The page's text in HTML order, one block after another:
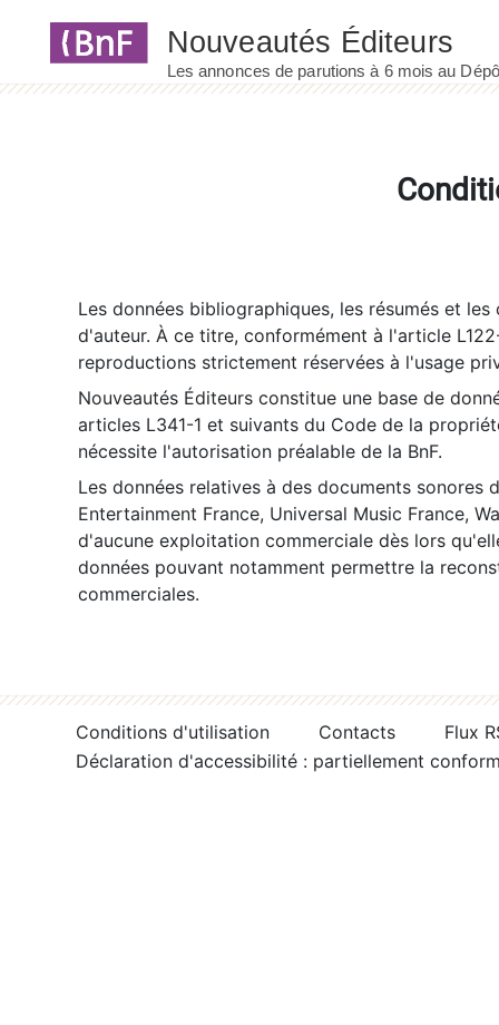
Les données bibliographiques, les résumés et
d'auteur. À ce titre, conformément à l'article
reproductions strictement réservées à l'usage
Nouveautés Éditeurs constitue une base de
articles L341-1 et suivants du Code de la
nécessite l'autorisation préalable de la BnF.
Les données relatives à des documents sonores
Entertainment France, Universal Music France,
d'aucune exploitation commerciale dès lors
données pouvant notamment permettre la
commerciales.
Conditions d'utilisation Contacts
Flux
Déclaration d'accessibilité : partiellement